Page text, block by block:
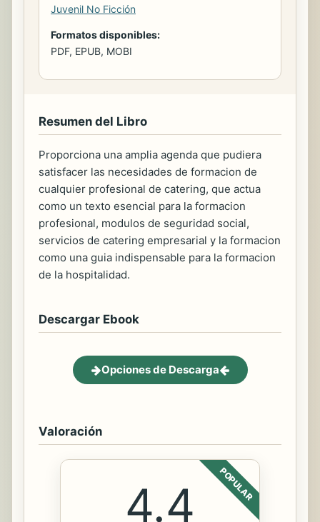
Juvenil No Ficción
Formatos disponibles:
PDF, EPUB, MOBI
Resumen del Libro
Proporciona una amplia agenda que pudiera
satisfacer las necesidades de formacion de
cualquier profesional de catering, que actua
como un texto esencial para la formacion
profesional, modulos de seguridad social,
servicios de catering empresarial y la formacion
como una guia indispensable para la formacion
de la hospitalidad.
Descargar Ebook
Opciones de Descarga
Valoración
POPULAR
4.4